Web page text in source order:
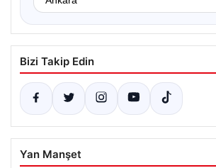
Bizi Takip Edin
Yan Manşet